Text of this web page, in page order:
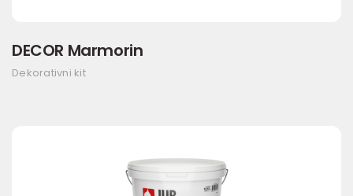
DECOR Marmorin
Dekorativni kit